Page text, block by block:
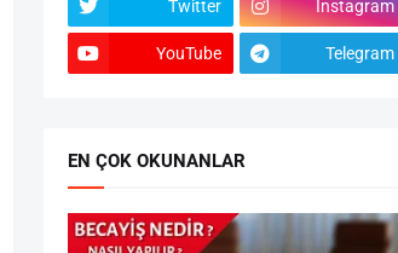
Twitter Instagram
YouTube Telegram
EN ÇOK OKUNANLAR